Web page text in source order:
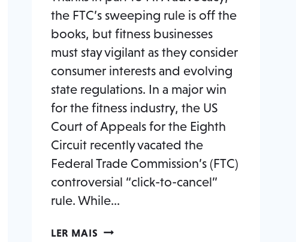
the FTC’s sweeping rule is off the
books, but fitness businesses
must stay vigilant as they consider
consumer interests and evolving
state regulations. In a major win
for the fitness industry, the US
Court of Appeals for the Eighth
Circuit recently vacated the
Federal Trade Commission’s (FTC)
controversial “click-to-cancel”
rule. While…
LER MAIS OVERTURNING